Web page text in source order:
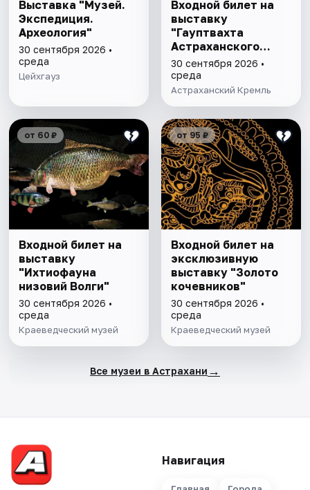
Выставка "Музей.
Экспедиция.
Археология"
30 сентября 2026 •
среда
Цейхгауз
Входной билет на
выставку
"Гауптвахта
Астраханского
гарнизона. XIX в."
30 сентября 2026 •
среда
Астраханский Кремль
от 60 ₽
Входной билет на
выставку
"Ихтиофауна
низовий Волги"
30 сентября 2026 •
среда
Краеведческий музей
от 95 ₽
Входной билет на
эксклюзивную
выставку "Золото
кочевников"
30 сентября 2026 •
среда
Краеведческий музей
Все музеи в Астрахани →
Навигация